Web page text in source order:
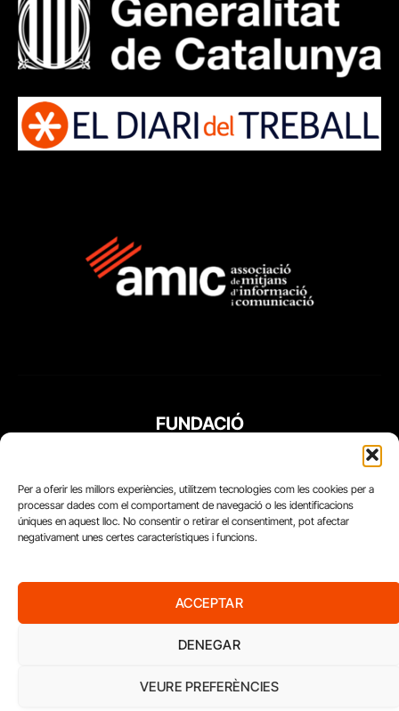
Per a oferir les millors experiències, utilitzem tecnologies com les cookies per a
processar dades com el comportament de navegació o les identificacions
úniques en aquest lloc. No consentir o retirar el consentiment, pot afectar
negativament unes certes característiques i funcions.
ACCEPTAR
DENEGAR
VEURE PREFERÈNCIES
FUNDACIÓ